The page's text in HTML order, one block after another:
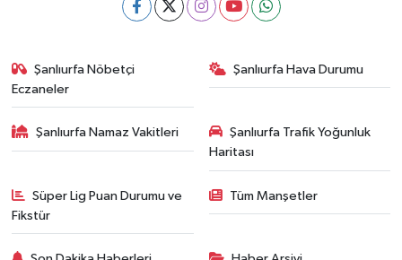
Şanlıurfa Nöbetçi
Eczaneler
Şanlıurfa Hava Durumu
Şanlıurfa Namaz Vakitleri
Şanlıurfa Trafik Yoğunluk
Haritası
Süper Lig Puan Durumu ve
Fikstür
Tüm Manşetler